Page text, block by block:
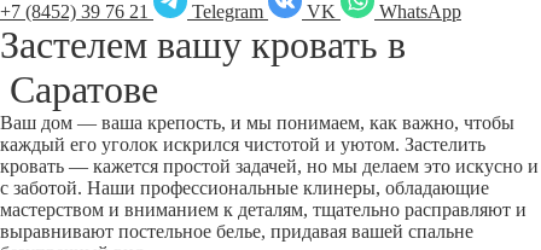
+7 (8452) 39 76 21
Telegram VK WhatsApp
Застелем вашу кровать в
Саратове
Ваш дом — ваша крепость, и мы понимаем, как важно, чтобы
каждый его уголок искрился чистотой и уютом. Застелить
кровать — кажется простой задачей, но мы делаем это искусно и
с заботой. Наши профессиональные клинеры, обладающие
мастерством и вниманием к деталям, тщательно расправляют и
выравнивают постельное белье, придавая вашей спальне